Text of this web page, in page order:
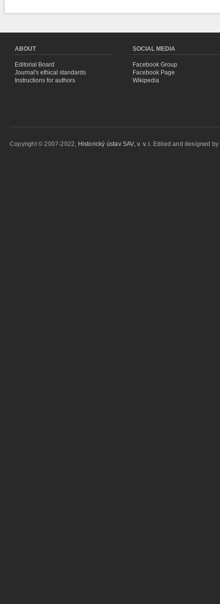
ABOUT
Editorial Board
Journal's ethical standards
Instructions for authors
SOCIAL MEDIA
Facebook Group
Facebook Page
Wikipedia
Copyright © 2007-2022, Historický ústav SAV, v. v. i. Edited and designed by